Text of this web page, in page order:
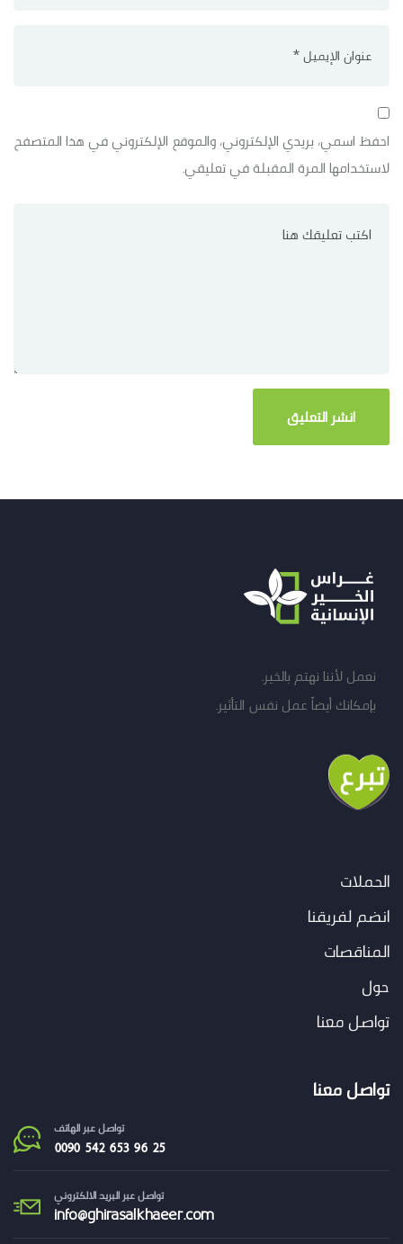
احفظ اسمي، بريدي الإلكتروني، والموقع الإلكتروني في هذا المتصفح
لاستخدامها المرة المقبلة في تعليقي.
نعمل لأننا نهتم بالخير.
بإمكانك أيضاً عمل نفس التأثير.
الحملات
انضم لفريقنا
المناقصات
حول
تواصل معنا
تواصل معنا
تواصل عبر الهاتف
تواصل عبر البريد الالكتروني
info@ghirasalkhaeer.com